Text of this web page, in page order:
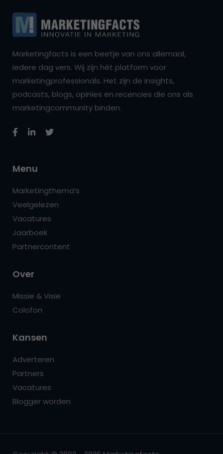
Marketingfacts is een beetje van ons allemaal,
iedere dag vers. Wij zijn hét platform voor
marketingprofessionals. Het zijn de insights,
podcasts, blogs, opinies en recencies die ons als
marketingcommunity binden.
Menu
Marketingthema’s
Veelgelezen
Vacatures
Jaarboek
Partnercontent
Over
Missie & Visie
Colofon
Kansen
Adverteren
Partners
Vacatures
Blogger worden